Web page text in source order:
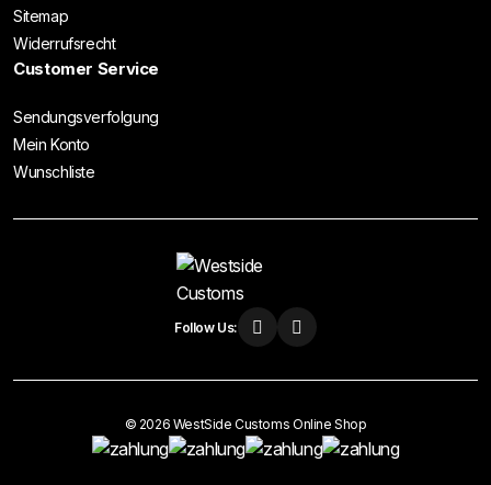
Sitemap
Widerrufsrecht
Customer Service
Sendungsverfolgung
Mein Konto
Wunschliste
Follow Us:
© 2026 WestSide Customs Online Shop